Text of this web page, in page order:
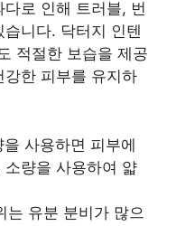
로 인해 트러블, 번
니다. 닥터지 인텐
적절한 보습을 제공
한 피부를 유지하
사용하면 피부에
량을 사용하여 얇
는 유분 분비가 많으